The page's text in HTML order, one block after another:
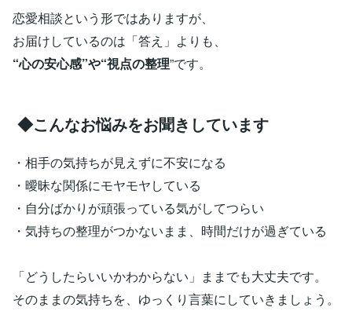
恋愛相談という形ではありますが、
お届けしているのは「答え」よりも、
“心の安心感”や“視点の整理”です。
◆こんなお悩みをお聞きしています
・相手の気持ちが見えずに不安になる
・曖昧な関係にモヤモヤしている
・自分ばかりが頑張っている気がしてつらい
・気持ちの整理がつかないまま、時間だけが過ぎている
「どうしたらいいかわからない」ままでも大丈夫です。
そのままの気持ちを、ゆっくり言葉にしていきましょう。